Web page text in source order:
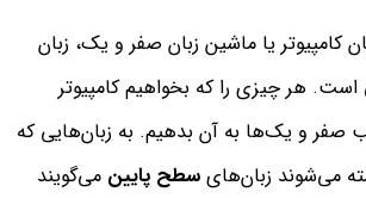
کامپیوتر یا ماشین زبان صفر و یک، زبان
است. هر چیزی را که بخواهیم کامپیوتر
صفر و یک‌ها به آن بدهیم. به زبان‌هایی که
می‌‌شوند زبان‌هایسطح پایین می‌گویند